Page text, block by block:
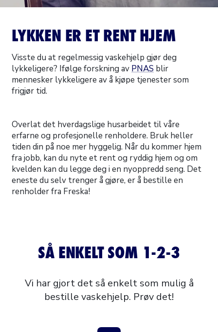
LYKKEN ER ET RENT HJEM
Visste du at regelmessig vaskehjelp gjør deg
lykkeligere? Ifølge forskning av PNAS blir
mennesker lykkeligere av å kjøpe tjenester som
frigjør tid.
Overlat det hverdagslige husarbeidet til våre
erfarne og profesjonelle renholdere. Bruk heller
tiden din på noe mer hyggelig. Når du kommer hjem
fra jobb, kan du nyte et rent og ryddig hjem og om
kvelden kan du legge deg i en nyoppredd seng. Det
eneste du selv trenger å gjøre, er å bestille en
renholder fra Freska!
SÅ ENKELT SOM 1-2-3
Vi har gjort det så enkelt som mulig å
bestille vaskehjelp. Prøv det!